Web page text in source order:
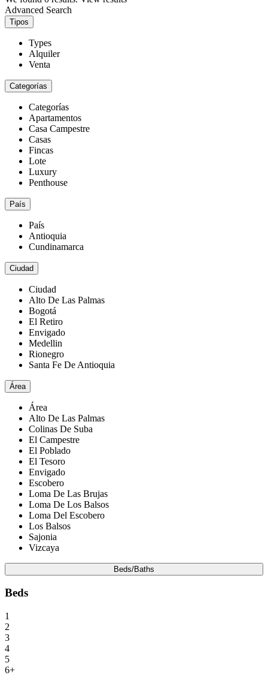
Advanced Search
Tipos
Types
Alquiler
Venta
Categorías
Categorías
Apartamentos
Casa Campestre
Casas
Fincas
Lote
Luxury
Penthouse
País
País
Antioquia
Cundinamarca
Ciudad
Ciudad
Alto De Las Palmas
Bogotá
El Retiro
Envigado
Medellin
Rionegro
Santa Fe De Antioquia
Área
Área
Alto De Las Palmas
Colinas De Suba
El Campestre
El Poblado
El Tesoro
Envigado
Escobero
Loma De Las Brujas
Loma De Los Balsos
Loma Del Escobero
Los Balsos
Sajonia
Vizcaya
Beds/Baths
Beds
1
2
3
4
5
6+